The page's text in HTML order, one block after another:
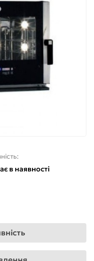
в наявності